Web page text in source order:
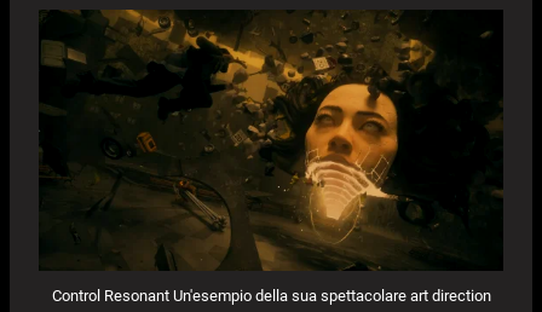
Control Resonant Un'esempio della sua spettacolare art direction